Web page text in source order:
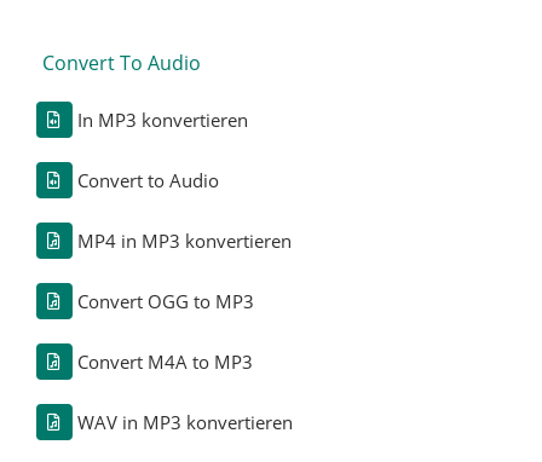
Convert To Audio
In MP3 konvertieren
Convert to Audio
MP4 in MP3 konvertieren
Convert OGG to MP3
Convert M4A to MP3
WAV in MP3 konvertieren